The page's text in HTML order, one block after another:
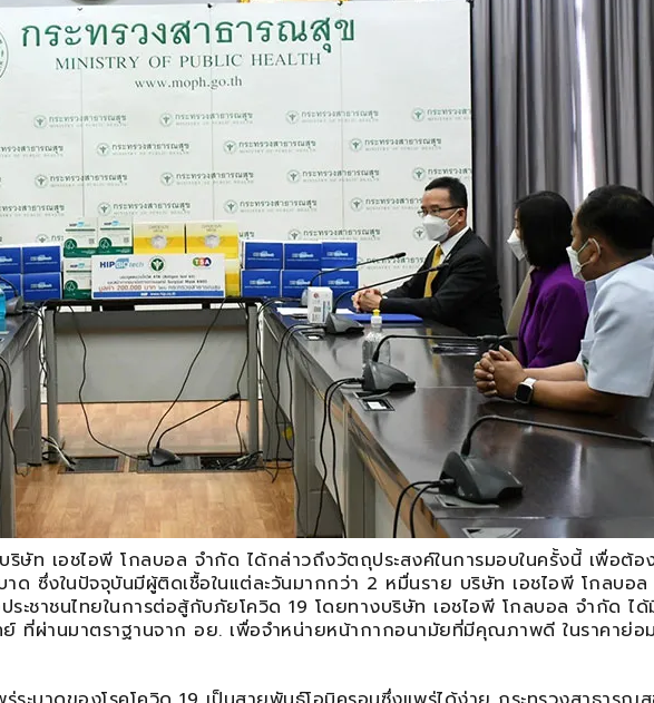
ษัท เอชไอพี โกลบอล จำกัด ได้กล่าวถึงวัตถุประสงค์ในการมอบในครั้งนี้ เพื่อต้อ
าด ซึ่งในปัจจุบันมีผู้ติดเชื้อในแต่ละวันมากกว่า 2 หมื่นราย บริษัท เอชไอพี โกลบอ
ระชาชนไทยในการต่อสู้กับภัยโควิด 19 โดยทางบริษัท เอชไอพี โกลบอล จำกัด ไ
ที่ผ่านมาตราฐานจาก อย. เพื่อจำหน่ายหน้ากากอนามัยที่มีคุณภาพดี ในราคาย่อ